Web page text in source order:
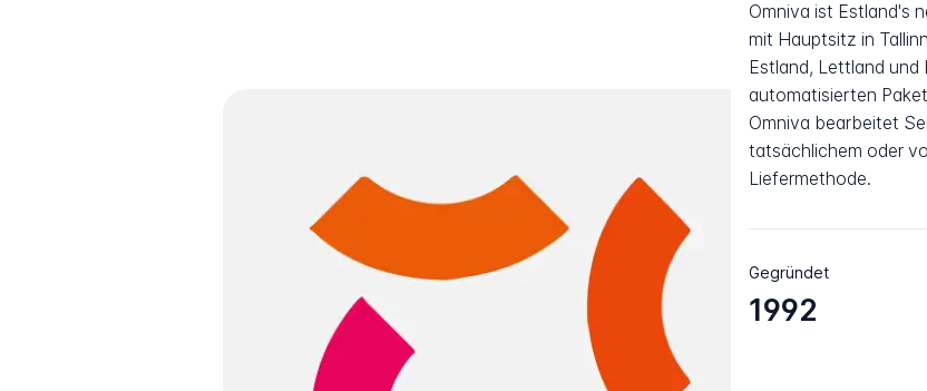
Omniva ist Estland's
mit Hauptsitz in
Estland, Lettland und
automatisierten
Omniva bearbeitet
tatsächlichem oder
Liefermethode.
Gegründet
1992